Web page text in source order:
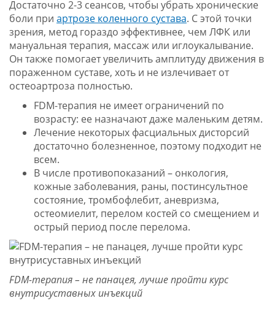
Достаточно 2-3 сеансов, чтобы убрать хронические
боли при артрозе коленного сустава. С этой точки
зрения, метод гораздо эффективнее, чем ЛФК или
мануальная терапия, массаж или иглоукалывание.
Он также помогает увеличить амплитуду движения в
пораженном суставе, хоть и не излечивает от
остеоартроза полностью.
FDM-терапия не имеет ограничений по
возрасту: ее назначают даже маленьким детям.
Лечение некоторых фасциальных дисторсий
достаточно болезненное, поэтому подходит не
всем.
В числе противопоказаний – онкология,
кожные заболевания, раны, постинсультное
состояние, тромбофлебит, аневризма,
остеомиелит, перелом костей со смещением и
острый период после перелома.
FDM-терапия – не панацея, лучше пройти курс
внутрисуставных инъекций